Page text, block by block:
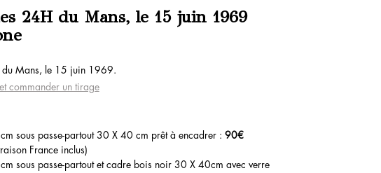
24H du Mans, le 15 juin 1969
du Mans, le 15 juin 1969.
commander un tirage
sous passe-partout 30 X 40 cm prêt à encadrer : 90€
France inclus)
sous passe-partout et cadre bois noir 30 X 40cm avec verre